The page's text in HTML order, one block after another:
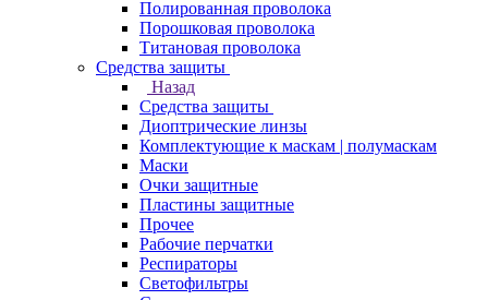
Полированная проволока
Порошковая проволока
Титановая проволока
Средства защиты
Назад
Средства защиты
Диоптрические линзы
Комплектующие к маскам | полумаскам
Маски
Очки защитные
Пластины защитные
Прочее
Рабочие перчатки
Респираторы
Светофильтры